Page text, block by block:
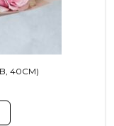
40CM)